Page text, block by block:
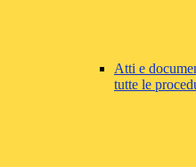
Atti e
tutte le